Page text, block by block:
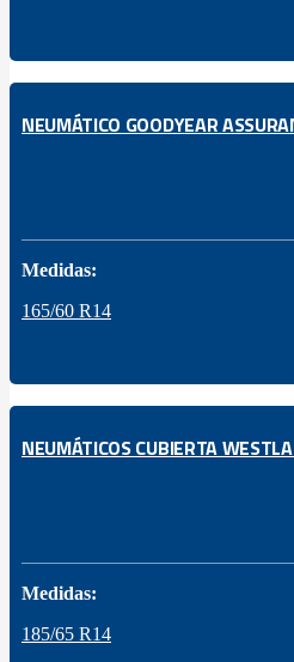
NEUMÁTICO GOODYEAR
Medidas:
165/60 R14
NEUMÁTICOS CUBIERTA
Medidas:
185/65 R14